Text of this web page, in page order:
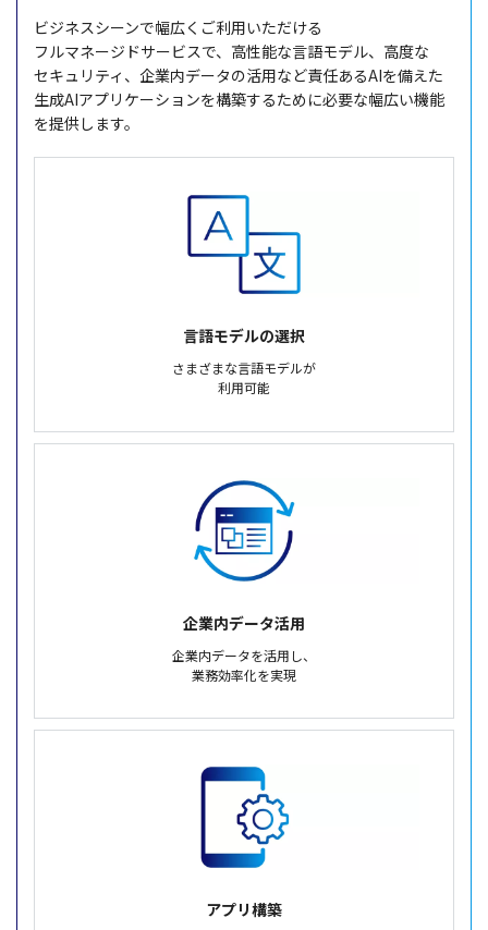
ビジネスシーンで幅広くご利用いただける
フルマネージドサービスで、 高性能な言語モデル、 高度な
セキュリティ 、 企業内データの活用など責任あるAIを備えた
生成AIアプリケーションを構築するために必要な幅広い機能
を提供します。
言語モデルの選択
さまざまな言語モデルが
利用可能
企業内データ活用
企業内データを活用し、
業務効率化を実現
アプリ構築